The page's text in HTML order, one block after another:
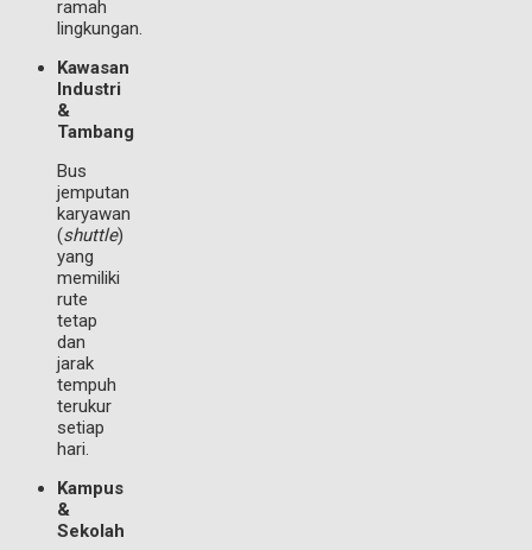
ramah
lingkungan.
Kawasan
Industri
&
Tambang
Bus
jemputan
karyawan
(shuttle)
yang
memiliki
rute
tetap
dan
jarak
tempuh
terukur
setiap
hari.
Kampus
&
Sekolah